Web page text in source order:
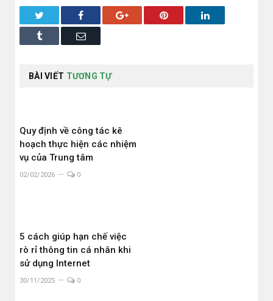
Facebook Google+ Pinterest LinkedIn
Tumblr Email
BÀI VIẾT TƯƠNG TỰ
Quy định về công tác kê
hoạch thực hiện các nhiệm
vụ của Trung tâm
02/02/2026 0
5 cách giúp hạn chế việc
rò rỉ thông tin cá nhân khi
sử dụng Internet
30/11/2025 0